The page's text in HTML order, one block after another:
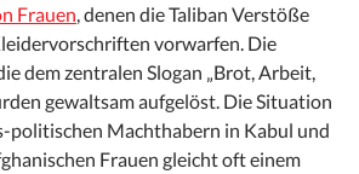
Frauen, denen die Taliban Verstöße
vorwarfen. Die
dem zentralen Slogan „Brot, Arbeit,
gewaltsam aufgelöst. Die Situation
politischen Machthabern in Kabul und
Frauen gleicht oft einem